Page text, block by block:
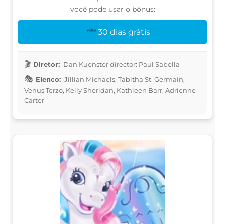
você pode usar o bônus:
30 dias grátis
Diretor: Dan Kuenster director: Paul Sabella
Elenco: Jillian Michaels, Tabitha St. Germain,
Venus Terzo, Kelly Sheridan, Kathleen Barr, Adrienne
Carter